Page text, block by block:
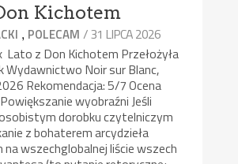
Kichotem
, POLECAM / 31 LIPCA 2026
Lato z Don Kichotem Przełożyła
Wydawnictwo Noir sur Blanc,
Rekomendacja: 5/7 Ocena
wyobraźni Jeśli
dorobku czytelniczym
z bohaterem arcydzieła
na wszechglobalnej liście wszech